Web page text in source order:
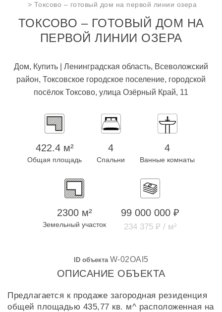
Токсово – готовый дом на первой линии озера
ТОКСОВО – ГОТОВЫЙ ДОМ НА
ПЕРВОЙ ЛИНИИ ОЗЕРА
Дом, Купить | Ленинградская область, Всеволожский
район, Токсовское городское поселение, городской
посёлок Токсово, улица Озёрный Край, 11
422.4 м²
Общая площадь
4
Спальни
4
Ванные комнаты
2300 м²
Земельный участок
99 000 000 ₽
234 375 ₽ / м²
ID объекта W-02OAI5
ОПИСАНИЕ ОБЪЕКТА
Предлагается к продаже загородная резиденция
общей площадью 435,77 кв. м^ расположенная на